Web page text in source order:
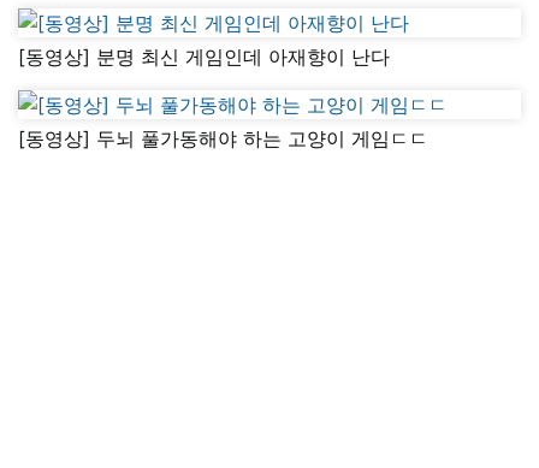
[동영상] 분명 최신 게임인데 아재향이 난다
[동영상] 두뇌 풀가동해야 하는 고양이 게임ㄷㄷ